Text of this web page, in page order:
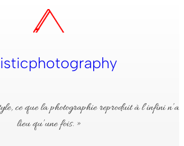
ce que la photographie reproduit à l’infini n’a
lieu qu’une fois. »